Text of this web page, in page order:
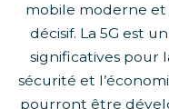
mobile moderne
décisif. La 5G est
significatives pour
sécurité et
pourront être